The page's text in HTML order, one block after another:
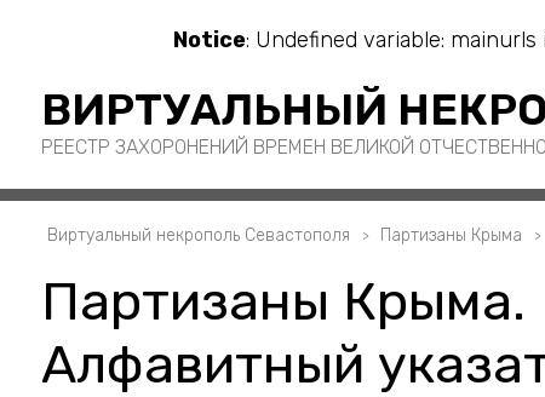
Notice: Undefined variable: mainurls
ВИРТУАЛЬНЫЙ
РЕЕСТР ЗАХОРОНЕНИЙ ВРЕМЕН ВЕЛИКОЙ
Виртуальный некрополь Севастополя Партизаны Крыма
Партизаны Крыма.
Алфавитный